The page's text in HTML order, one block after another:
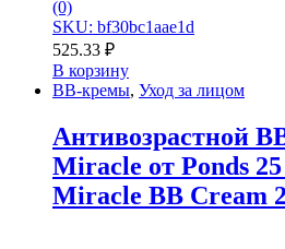
(0)
SKU: bf30bc1aae1d
525.33 ₽
В корзину
BB-кремы, Уход за лицом
Антивозрастной
Miracle от Ponds
Miracle BB Cream